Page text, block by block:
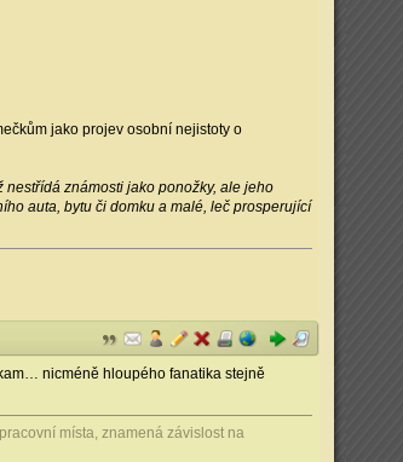
jako projev osobní nejistoty o
známosti jako ponožky, ale jeho
auta, bytu či domku a malé, leč prosperující
nicméně hloupého fanatika stejně
místa, znamená závislost na